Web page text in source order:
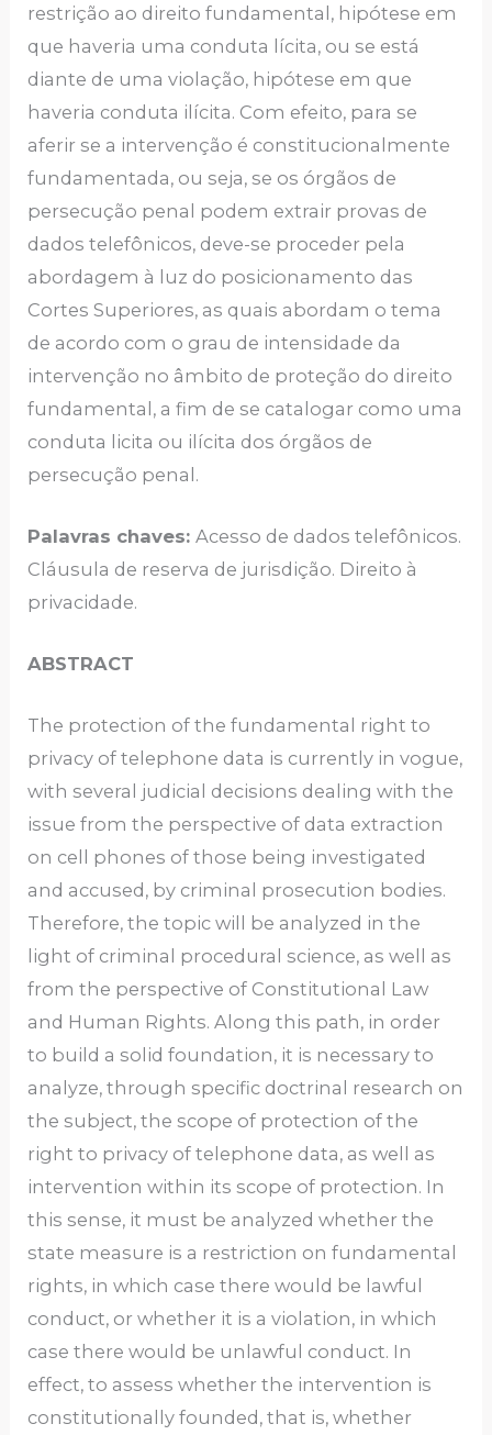
restrição ao direito fundamental, hipótese em
que haveria uma conduta lícita, ou se está
diante de uma violação, hipótese em que
haveria conduta ilícita. Com efeito, para se
aferir se a intervenção é constitucionalmente
fundamentada, ou seja, se os órgãos de
persecução penal podem extrair provas de
dados telefônicos, deve-se proceder pela
abordagem à luz do posicionamento das
Cortes Superiores, as quais abordam o tema
de acordo com o grau de intensidade da
intervenção no âmbito de proteção do direito
fundamental, a fim de se catalogar como uma
conduta licita ou ilícita dos órgãos de
persecução penal.
Palavras chaves:Acesso de dados telefônicos.
Cláusula de reserva de jurisdição. Direito à
privacidade.
ABSTRACT
The protection of the fundamental right to
privacy of telephone data is currently in vogue,
with several judicial decisions dealing with the
issue from the perspective of data extraction
on cell phones of those being investigated
and accused, by criminal prosecution bodies.
Therefore, the topic will be analyzed in the
light of criminal procedural science, as well as
from the perspective of Constitutional Law
and Human Rights. Along this path, in order
to build a solid foundation, it is necessary to
analyze, through specific doctrinal research on
the subject, the scope of protection of the
right to privacy of telephone data, as well as
intervention within its scope of protection. In
this sense, it must be analyzed whether the
state measure is a restriction on fundamental
rights, in which case there would be lawful
conduct, or whether it is a violation, in which
case there would be unlawful conduct. In
effect, to assess whether the intervention is
constitutionally founded, that is, whether